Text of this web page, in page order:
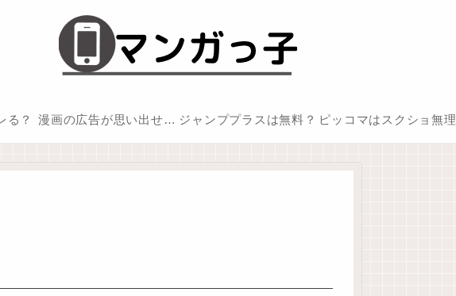
る？ 漫画の広告が思い出せない ジャンププラスは無料？ ピッコマはスクショ無理